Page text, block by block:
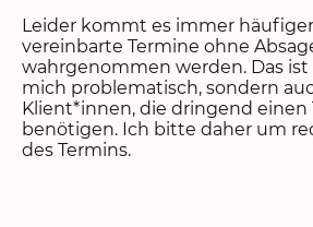
Leider kommt es immer häufiger
vereinbarte Termine ohne
wahrgenommen werden. Das
mich problematisch, sondern
Klient*innen, die dringend einen
benötigen. Ich bitte daher um
des Termins.